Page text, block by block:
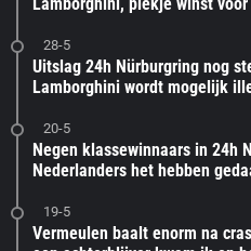
28-5
Uitslag 24h Nürburgring nog
Lamborghini wordt mogelijk
20-5
Negen klassewinnaars in 24h
Nederlanders het hebben
19-5
Vermeulen baalt enorm na